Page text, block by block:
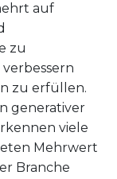
auf
zu
zu erfüllen.
generativer
viele
Mehrwert
Branche